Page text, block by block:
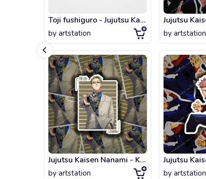
Toji fushiguro - Jujutsu Kaisen manga
by artstation
Jujutsu Kaisen Nanami - Kento Nanami - Anime
by artstation
by artstation
Jujutsu
by artstation